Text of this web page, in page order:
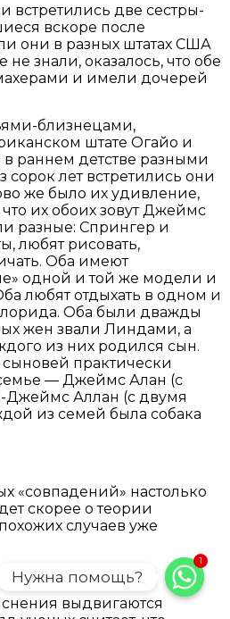
встретились две сестры-
вскоре после
они в разных штатах США
не знали, оказалось, что обе
и имели дочерей
близнецами,
штате Огайо и
раннем детстве разными
лет встретились они
же было их удивление,
их обоих зовут Джеймс
разные: Спрингер и
любят рисовать,
Оба имеют
одной и той же модели и
любят отдыхать в одном и
Оба были дважды
жен звали Линдами, а
из них родился сын.
практически
— Джеймс Алан (с
Джеймс Аллан (с двумя
из семей была собака
«совпадений» настолько
скорее о теории
случаев уже
выдвигаются
1
Нужна помощь?